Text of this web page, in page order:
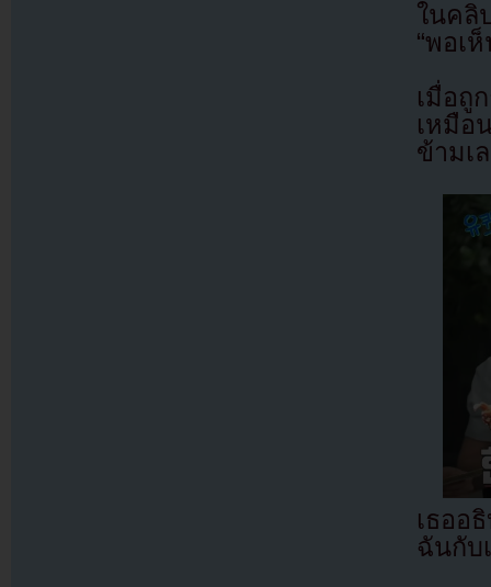
ในคลิ
“พอเ
เมื่อถู
เหมือ
ข้ามเ
เธออ
ฉันกับ